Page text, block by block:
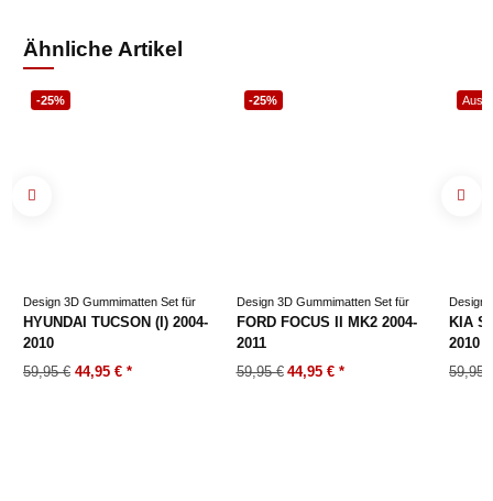
Ähnliche Artikel
-25%
Design 3D Gummimatten Set für
HYUNDAI TUCSON (I) 2004-
2010
59,95 € 44,95 € *
-25%
Design 3D Gummimatten Set für
FORD FOCUS II MK2 2004-
2011
59,95 € 44,95 € *
Design
KIA
2010
59,95